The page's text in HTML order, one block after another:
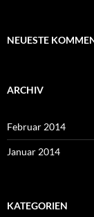
NEUESTE
ARCHIV
Februar 2014
Januar 2014
KATEGORIEN